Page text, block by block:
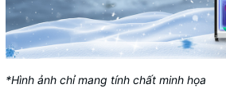
*Hình ảnh chỉ mang tính chất minh họa